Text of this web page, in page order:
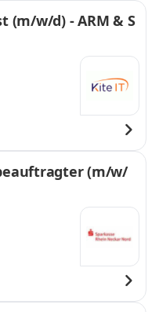
(m/w/d) - ARM & S
(m/w/